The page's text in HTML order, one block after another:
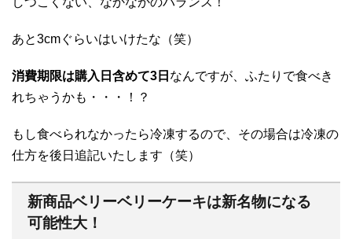
あと3cmぐらいはいけたな（笑）
消費期限は購入日含めて3日 なんですが、ふたりで食べき
れちゃうかも・・・！？
もし食べられなかったら冷凍するので、その場合は冷凍の
仕方を後日追記いたします（笑）
新商品ベリーベリーケーキは新名物になる
可能性大！